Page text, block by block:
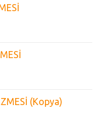
(Kopya)